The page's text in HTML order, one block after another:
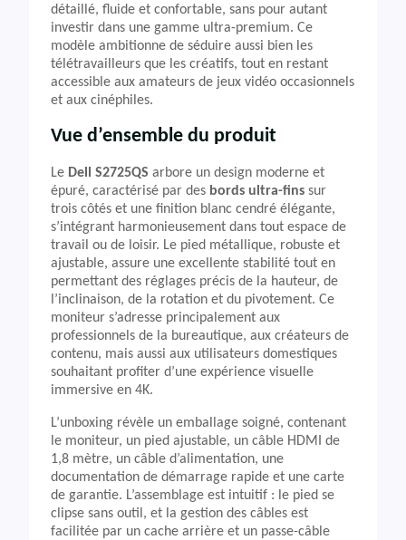
détaillé, fluide et confortable, sans pour autant
investir dans une gamme ultra-premium. Ce
modèle ambitionne de séduire aussi bien les
télétravailleurs que les créatifs, tout en restant
accessible aux amateurs de jeux vidéo occasionnels
et aux cinéphiles.
Vue d’ensemble du produit
Le Dell S2725QS arbore un design moderne et
épuré, caractérisé par des bords ultra-fins sur
trois côtés et une finition blanc cendré élégante,
s’intégrant harmonieusement dans tout espace de
travail ou de loisir. Le pied métallique, robuste et
ajustable, assure une excellente stabilité tout en
permettant des réglages précis de la hauteur, de
l’inclinaison, de la rotation et du pivotement. Ce
moniteur s’adresse principalement aux
professionnels de la bureautique, aux créateurs de
contenu, mais aussi aux utilisateurs domestiques
souhaitant profiter d’une expérience visuelle
immersive en 4K.
L’unboxing révèle un emballage soigné, contenant
le moniteur, un pied ajustable, un câble HDMI de
1,8 mètre, un câble d’alimentation, une
documentation de démarrage rapide et une carte
de garantie. L’assemblage est intuitif : le pied se
clipse sans outil, et la gestion des câbles est
facilitée par un cache arrière et un passe-câble